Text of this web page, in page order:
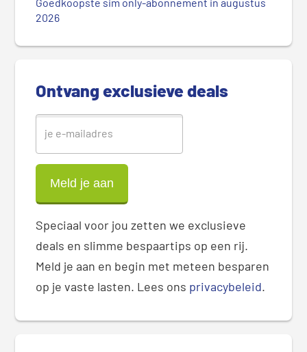
d
2026
Ontvang exclusieve deals
Speciaal voor jou zetten we exclusieve
deals en slimme bespaartips op een rij.
Meld je aan en begin met meteen besparen
op je vaste lasten. Lees ons privacybeleid.